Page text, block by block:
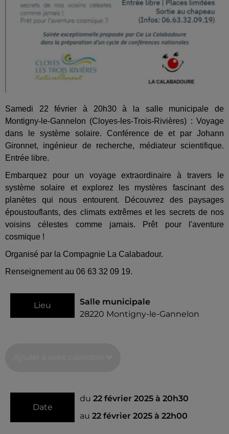
Samedi 22 février à 20h30 à la salle municipale de
Montigny-le-Gannelon (Cloyes-les-Trois-Rivières) : Voyage
dans le système solaire. Conférence de et par Johann
Gironnet, ingénieur de recherche, médiateur scientifique.
Entrée libre.
Embarquez pour un voyage extraordinaire à travers le
système solaire et explorez les mystères fascinant des
planètes qui nous entourent. Découvrez des paysages
époustouflants, des climats extrêmes et les secrets de nos
voisins célestes comme jamais. Prêt pour l'aventure
cosmique !
Organisé par la Compagnie La Calabadour.
Renseignement au 06 63 32 09 19.
Lieu
Salle municipale
28220 Montigny-le-Gannelon
Date
du 22 février 2025 à 20h30
au 22 février 2025 à 22h00